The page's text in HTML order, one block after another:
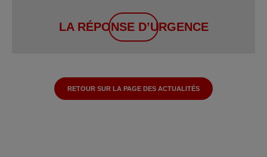
LA RÉPONSE D’URGENCE
RETOUR SUR LA PAGE DES ACTUALITÉS